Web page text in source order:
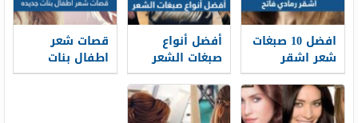
افضل 10 صبغات
شعر اشقر
رمادي فاتح 2026
أفضل أنواع
صبغات الشعر
2026
قصات شعر
اطفال بنات
جديده 2026